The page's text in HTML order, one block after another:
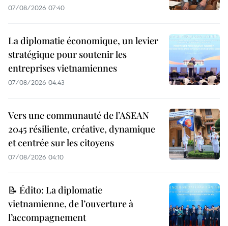
07/08/2026 07:40
La diplomatie économique, un levier
stratégique pour soutenir les
entreprises vietnamiennes
07/08/2026 04:43
Vers une communauté de l’ASEAN
2045 résiliente, créative, dynamique
et centrée sur les citoyens
07/08/2026 04:10
📝 Édito: La diplomatie
vietnamienne, de l’ouverture à
l’accompagnement